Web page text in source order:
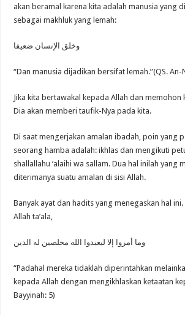
akan beramal karena kita adalah manusia yang
sebagai makhluk yang lemah:
وخلق الإنسان ضعيفا
“Dan manusia dijadikan bersifat lemah.”(QS. An-
Jika kita bertawakal kepada Allah dan memohon
Dia akan memberi taufik-Nya pada kita.
Di saat mengerjakan amalan ibadah, poin yang
seorang hamba adalah: ikhlas dan mengikuti
shallallahu ‘alaihi wa sallam. Dua hal inilah yang
diterimanya suatu amalan di sisi Allah.
Banyak ayat dan hadits yang menegaskan hal
Allah ta’ala,
وما أمروا إلا ليعبدوا الله مخلصين له الدين
“Padahal mereka tidaklah diperintahkan
kepada Allah dengan mengikhlaskan ketaatan
Bayyinah: 5)